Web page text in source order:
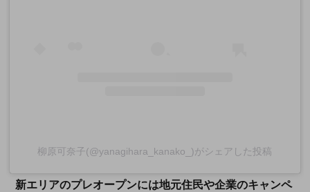
柳原可奈子(@yanagihara_kanako_)がシェアした投稿
新エリアのプレオープンには地元住民や企業のキャンペ